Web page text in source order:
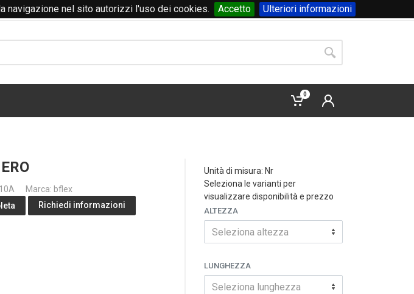
nel sito autorizzi l'uso dei cookies. Accetto Ulteriori informazioni
Accedi oregistrati
0
Marca: bflex
Richiedi informazioni
Unità di misura: Nr
Seleziona le varianti per
visualizzare disponibilità e prezzo
ALTEZZA
Seleziona altezza
LUNGHEZZA
Seleziona lunghezza